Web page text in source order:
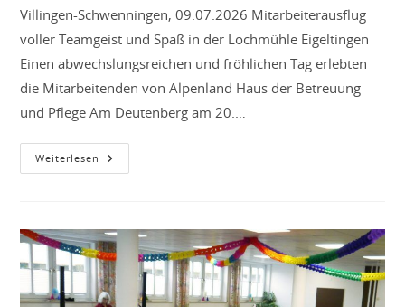
Villingen-Schwenningen, 09.07.2026 Mitarbeiterausflug
voller Teamgeist und Spaß in der Lochmühle Eigeltingen
Einen abwechslungsreichen und fröhlichen Tag erlebten
die Mitarbeitenden von Alpenland Haus der Betreuung
und Pflege Am Deutenberg am 20.…
Weiterlesen Mitarbeiterausflug
Voller
Der
Lochmühle
Eigeltingen